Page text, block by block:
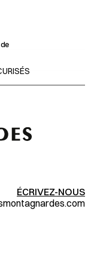
ÉCRIVEZ-NOUS